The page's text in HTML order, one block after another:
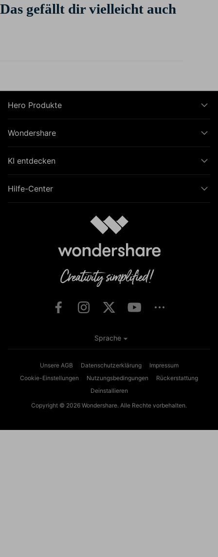
Das gefällt dir vielleicht auch
Hero Produkte
Wondershare
KI entdecken
Hilfe-Center
Unsere AGB Datenschutzerklärung
Impressum
Cookie-Einstellungen
Nutzungsbedingungen
Rückerstattung
Deinstallieren
Copyright © 2026 Wondershare. Alle Rechte vorbehalten.
Sprache